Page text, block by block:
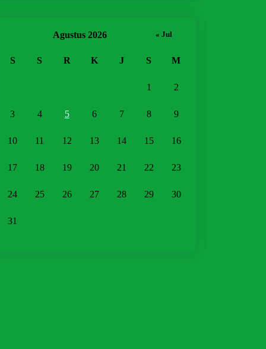
Agustus 2026
S S R K J S M
1 2
3 4 5 6 7 8 9
10 11 12 13 14 15 16
17 18 19 20 21 22 23
24 25 26 27 28 29 30
31
« Jul